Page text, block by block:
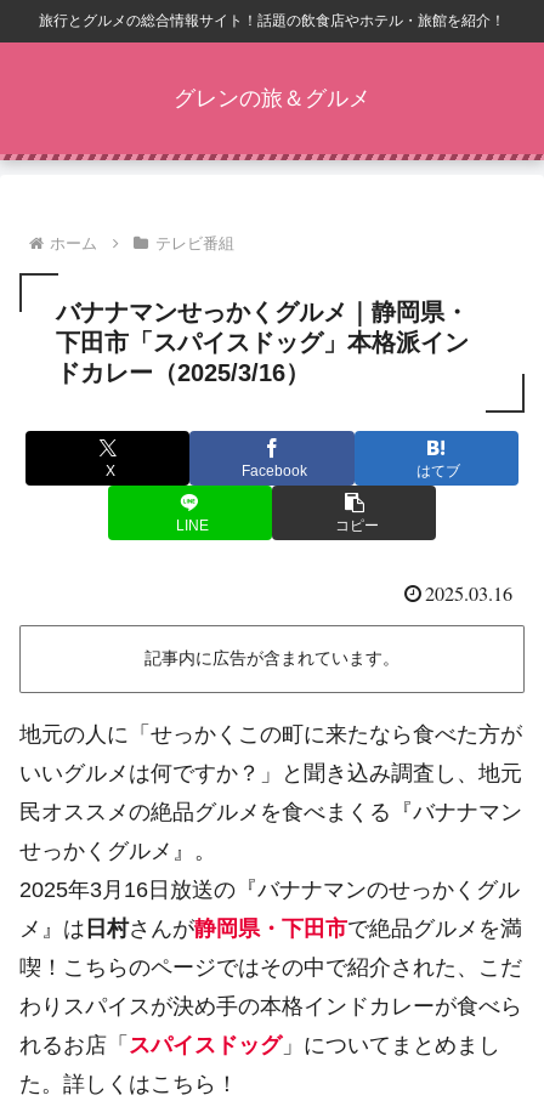
旅行とグルメの総合情報サイト！話題の飲食店やホテル・旅館を紹介！
グレンの旅＆グルメ
ホーム テレビ番組
バナナマンせっかくグルメ｜静岡県・
下田市「スパイスドッグ」本格派イン
ドカレー（2025/3/16）
X Facebook はてブ
LINE コピー
2025.03.16
記事内に広告が含まれています。
地元の人に「せっかくこの町に来たなら食べた方が
いいグルメは何ですか？」と聞き込み調査し、地元
民オススメの絶品グルメを食べまくる『バナナマン
せっかくグルメ』。
2025年3月16日放送の『バナナマンのせっかくグル
メ』は 日村さんが静岡県・下田市で絶品グルメを満
喫！こちらのページではその中で紹介された、こだ
わりスパイスが決め手の本格インドカレーが食べら
れるお店「 スパイスドッグ」についてまとめまし
た。詳しくはこちら！